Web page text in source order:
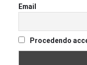
Email
Procedendo